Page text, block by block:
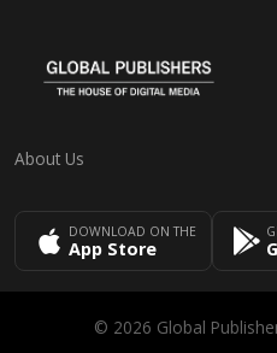
About Us
DOWNLOAD ON THE
App Store
© 2026 Global